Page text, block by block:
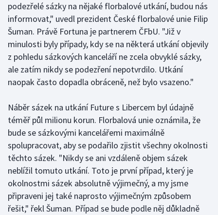
Jezdectví
Judo
Krasobruslení
Lezení
Lyže a snowboard
Moderní pětiboj
Motorsport
Olympijské hry
Parasport
podezřelé sázky na nějaké florbalové utkání, budou nás
informovat," uvedl prezident České florbalové unie Filip
Šuman. Právě Fortuna je partnerem ČFbU. "Již v
minulosti byly případy, kdy se na některá utkání objevily
z pohledu sázkových kanceláří ne zcela obvyklé sázky,
ale zatím nikdy se podezření nepotvrdilo. Utkání
naopak často dopadla obráceně, než bylo vsazeno."
Náběr sázek na utkání Future s Libercem byl údajně
téměř půl milionu korun. Florbalová unie oznámila, že
bude se sázkovými kancelářemi maximálně
spolupracovat, aby se podařilo zjistit všechny okolnosti
těchto sázek. "Nikdy se ani vzdáleně objem sázek
neblížil tomuto utkání. Toto je první případ, který je
okolnostmi sázek absolutně výjimečný, a my jsme
připraveni jej také naprosto výjimečným způsobem
řešit," řekl Šuman. Případ se bude podle něj důkladně